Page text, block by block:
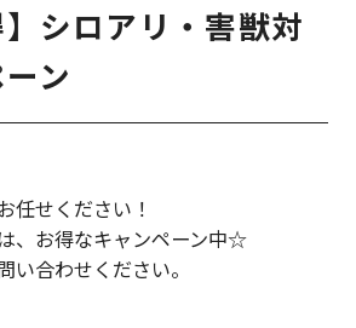
】シロアリ・害獣対
ン
任せください！
、お得なキャンペーン中☆
い合わせください。